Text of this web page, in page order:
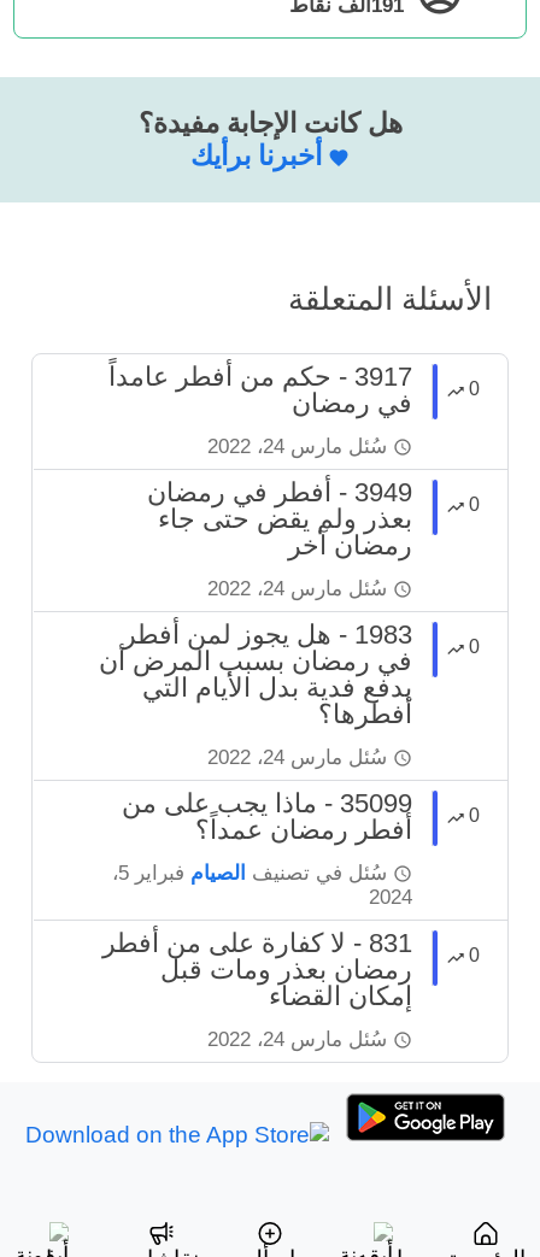
191ألف
نقاط
هل كانت الإجابة مفيدة؟
أخبرنا برأيك
الأسئلة المتعلقة
0
3917 - حكم من أفطر عامداً
في رمضان
سُئل مارس 24، 2022
0
3949 - أفطر في رمضان
بعذر ولم يقض حتى جاء
رمضان آخر
سُئل مارس 24، 2022
0
1983 - هل يجوز لمن أفطر
في رمضان بسبب المرض أن
يدفع فدية بدل الأيام التي
أفطرها؟
سُئل مارس 24، 2022
0
35099 - ماذا يجب على من
أفطر رمضان عمداً؟
سُئل في تصنيف الصيام
فبراير 5،
2024
0
831 - لا كفارة على من أفطر
رمضان بعذر ومات قبل
إمكان القضاء
سُئل مارس 24، 2022